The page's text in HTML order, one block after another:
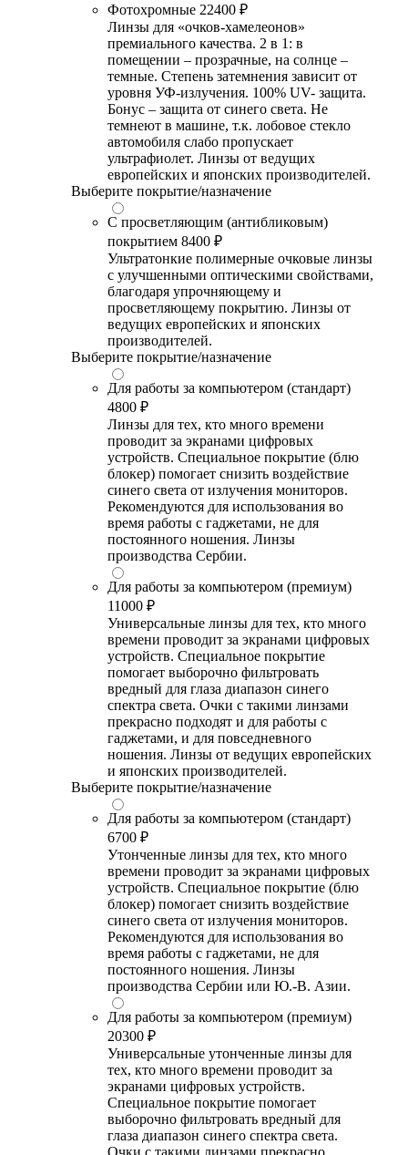
Фотохромные 22400 ₽
Линзы для «очков-хамелеонов»
премиального качества. 2 в 1: в
помещении – прозрачные, на солнце –
темные. Степень затемнения зависит от
уровня УФ-излучения. 100% UV- защита.
Бонус – защита от синего света. Не
темнеют в машине, т.к. лобовое стекло
автомобиля слабо пропускает
ультрафиолет. Линзы от ведущих
европейских и японских производителей.
Выберите покрытие/назначение
С просветляющим (антибликовым)
покрытием 8400 ₽
Ультратонкие полимерные очковые линзы
с улучшенными оптическими свойствами,
благодаря упрочняющему и
просветляющему покрытию. Линзы от
ведущих европейских и японских
производителей.
Выберите покрытие/назначение
Для работы за компьютером (стандарт)
4800 ₽
Линзы для тех, кто много времени
проводит за экранами цифровых
устройств. Специальное покрытие (блю
блокер) помогает снизить воздействие
синего света от излучения мониторов.
Рекомендуются для использования во
время работы с гаджетами, не для
постоянного ношения. Линзы
производства Сербии.
Для работы за компьютером (премиум)
11000 ₽
Универсальные линзы для тех, кто много
времени проводит за экранами цифровых
устройств. Специальное покрытие
помогает выборочно фильтровать
вредный для глаза диапазон синего
спектра света. Очки с такими линзами
прекрасно подходят и для работы с
гаджетами, и для повседневного
ношения. Линзы от ведущих европейских
и японских производителей.
Выберите покрытие/назначение
Для работы за компьютером (стандарт)
6700 ₽
Утонченные линзы для тех, кто много
времени проводит за экранами цифровых
устройств. Специальное покрытие (блю
блокер) помогает снизить воздействие
синего света от излучения мониторов.
Рекомендуются для использования во
время работы с гаджетами, не для
постоянного ношения. Линзы
производства Сербии или Ю.-В. Азии.
Для работы за компьютером (премиум)
20300 ₽
Универсальные утонченные линзы для
тех, кто много времени проводит за
экранами цифровых устройств.
Специальное покрытие помогает
выборочно фильтровать вредный для
глаза диапазон синего спектра света.
Очки с такими линзами прекрасно